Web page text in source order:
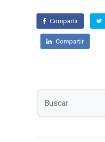
Compartir
Compartir